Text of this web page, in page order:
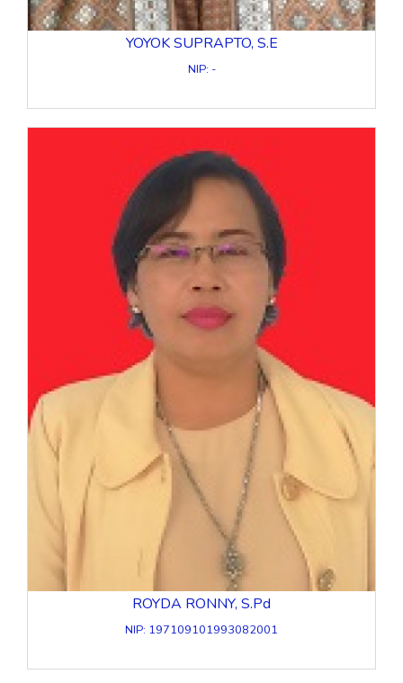
YOYOK SUPRAPTO, S.E
NIP: -
ROYDA RONNY, S.Pd
NIP: 197109101993082001